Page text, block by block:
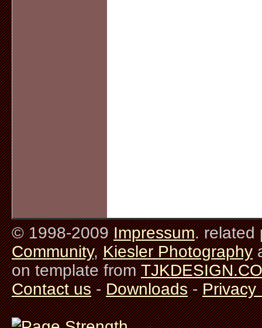
© 1998-2009Impressum. related
Community,Kiesler Photography
on template from
Contact us-Downloads-Privacy